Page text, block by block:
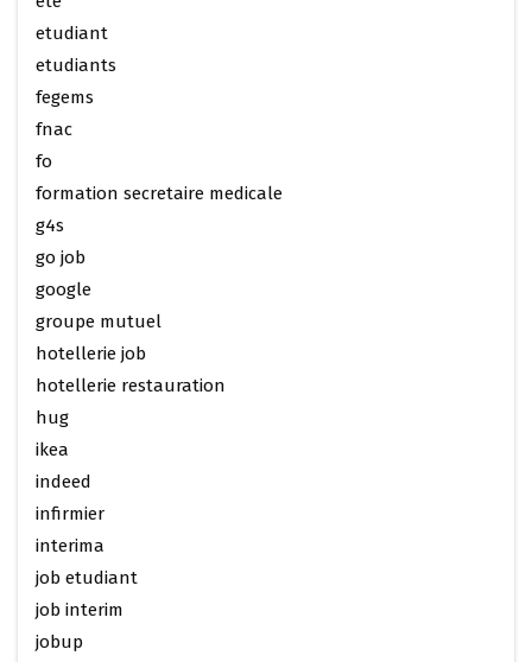
etudiant
etudiants
fegems
fnac
fo
formation secretaire medicale
g4s
go job
google
groupe mutuel
hotellerie job
hotellerie restauration
hug
ikea
indeed
infirmier
interima
job etudiant
job interim
jobup